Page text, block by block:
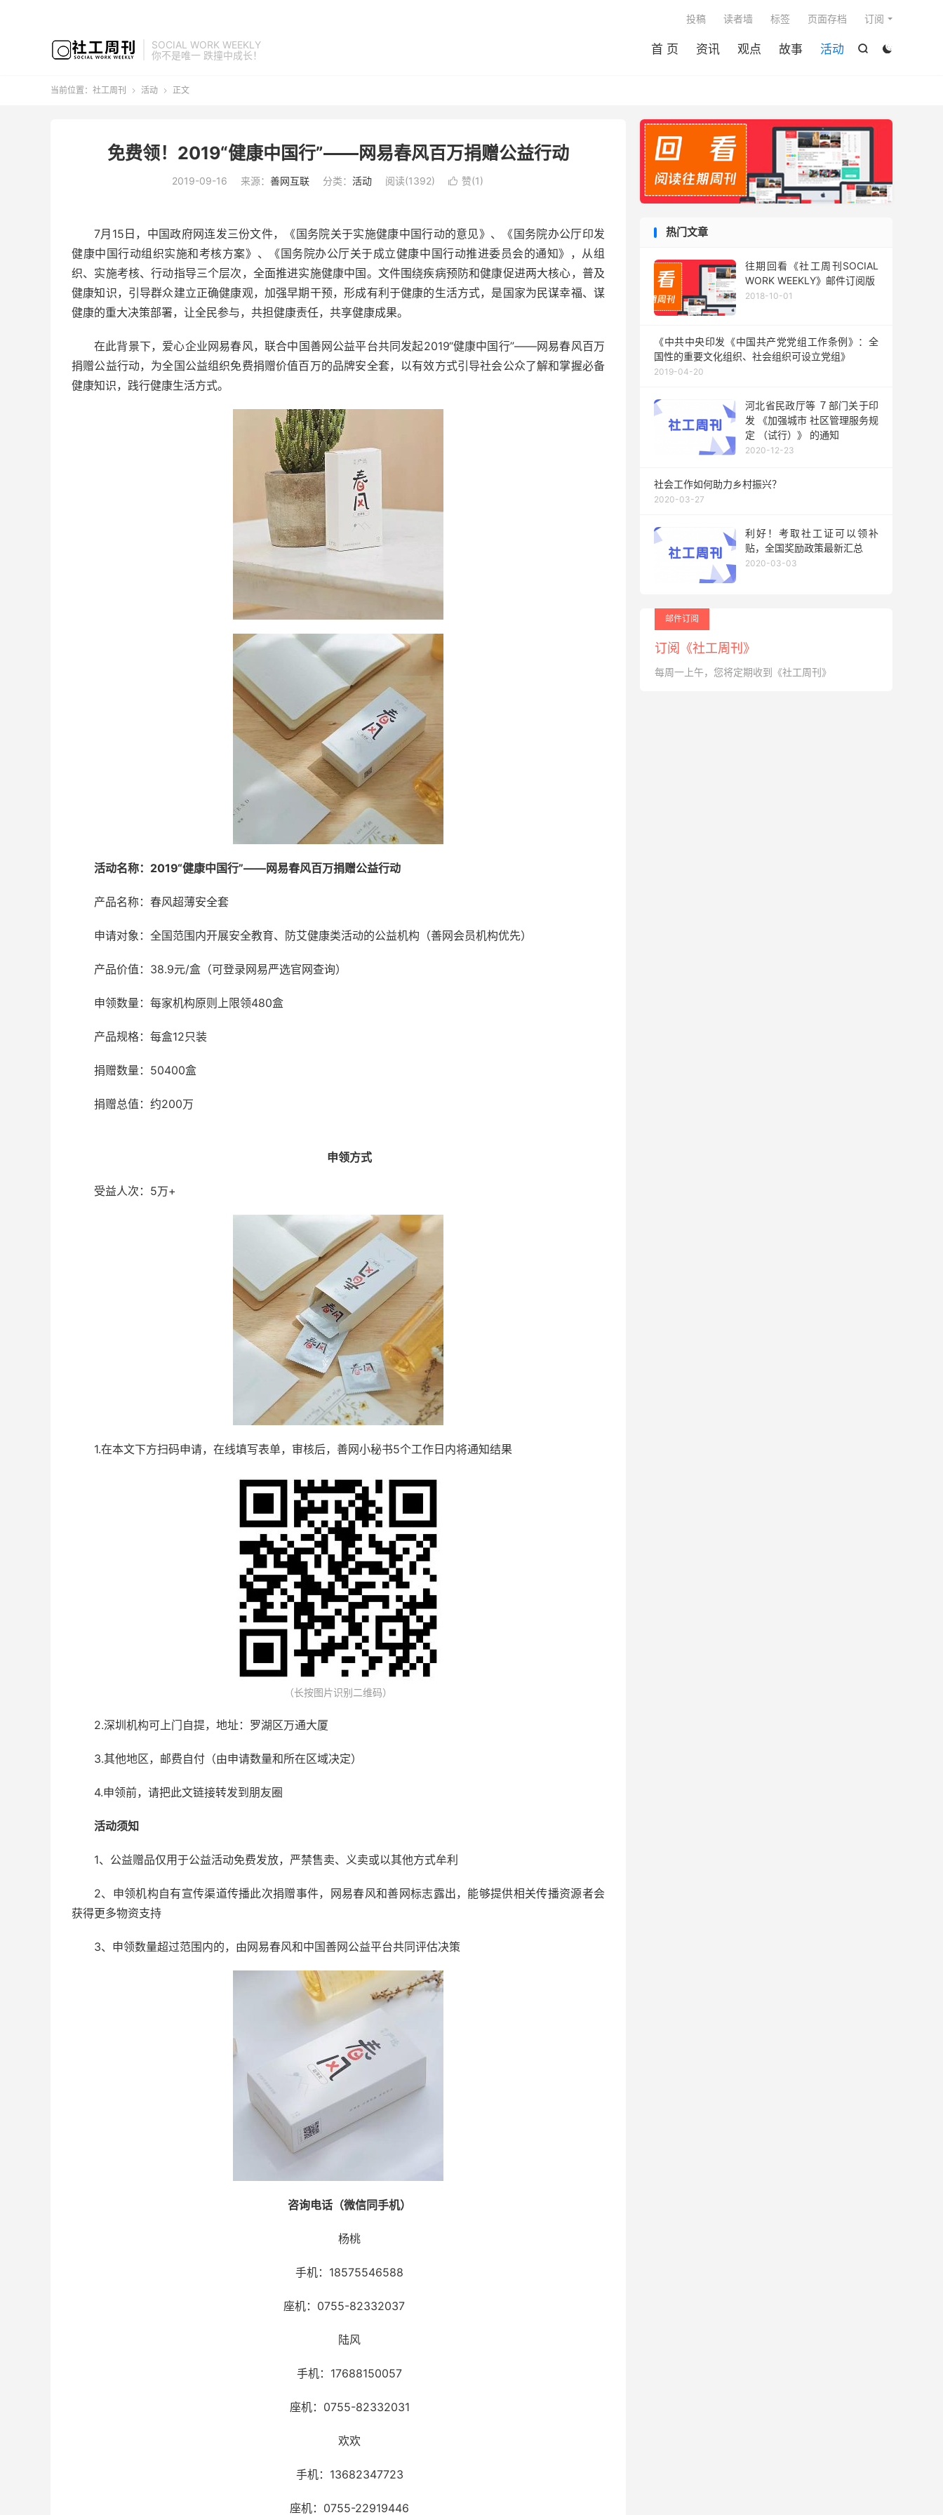
SOCIAL WORK WEEKLY
你不是唯一 跌撞中成长！


首 页 资讯 观点 故事 活动
投稿 读者墙 标签 页面存档 订阅
当前位置： 社工周刊  活动  正文
免费领！2019“健康中国行”——网易春风百万捐赠公益行动
2019-09-16 来源： 善网互联 分类： 活动 阅读(1392)  赞(1)
7月15日，中国政府网连发三份文件，《国务院关于实施健康中国行动的意见》、《国务院办公厅印发
健康中国行动组织实施和考核方案》、《国务院办公厅关于成立健康中国行动推进委员会的通知》，从组
织、实施考核、行动指导三个层次，全面推进实施健康中国。文件围绕疾病预防和健康促进两大核心，普及
健康知识，引导群众建立正确健康观，加强早期干预，形成有利于健康的生活方式，是国家为民谋幸福、谋
健康的重大决策部署，让全民参与，共担健康责任，共享健康成果。
在此背景下，爱心企业网易春风，联合中国善网公益平台共同发起2019“健康中国行”——网易春风百万
捐赠公益行动，为全国公益组织免费捐赠价值百万的品牌安全套，以有效方式引导社会公众了解和掌握必备
健康知识，践行健康生活方式。
活动名称：2019“健康中国行”——网易春风百万捐赠公益行动
产品名称：春风超薄安全套
申请对象：全国范围内开展安全教育、防艾健康类活动的公益机构（善网会员机构优先）
产品价值：38.9元/盒（可登录网易严选官网查询）
申领数量：每家机构原则上限领480盒
产品规格：每盒12只装
捐赠数量：50400盒
捐赠总值：约200万
申领方式
受益人次：5万+
1.在本文下方扫码申请，在线填写表单，审核后，善网小秘书5个工作日内将通知结果
（长按图片识别二维码）
2.深圳机构可上门自提，地址：罗湖区万通大厦
3.其他地区，邮费自付（由申请数量和所在区域决定）
4.申领前，请把此文链接转发到朋友圈
活动须知
1、公益赠品仅用于公益活动免费发放，严禁售卖、义卖或以其他方式牟利
2、申领机构自有宣传渠道传播此次捐赠事件，网易春风和善网标志露出，能够提供相关传播资源者会
获得更多物资支持
3、申领数量超过范围内的，由网易春风和中国善网公益平台共同评估决策
咨询电话（微信同手机）
杨桃
手机：18575546588
座机：0755-82332037
陆风
手机：17688150057
座机：0755-82332031
欢欢
手机：13682347723
座机：0755-22919446
热门文章
往期回看《社工周刊SOCIAL
WORK WEEKLY》邮件订阅版
2018-10-01
《中共中央印发《中国共产党党组工作条例》：全
国性的重要文化组织、社会组织可设立党组》
2019-04-20
河北省民政厅等 ７部门关于印
发 《加强城市 社区管理服务规
定 （试行）》 的通知
2020-12-23
社会工作如何助力乡村振兴？
2020-03-27
利好！考取社工证可以领补
贴，全国奖励政策最新汇总
2020-03-03
邮件订阅
订阅《社工周刊》
每周一上午，您将定期收到《社工周刊》